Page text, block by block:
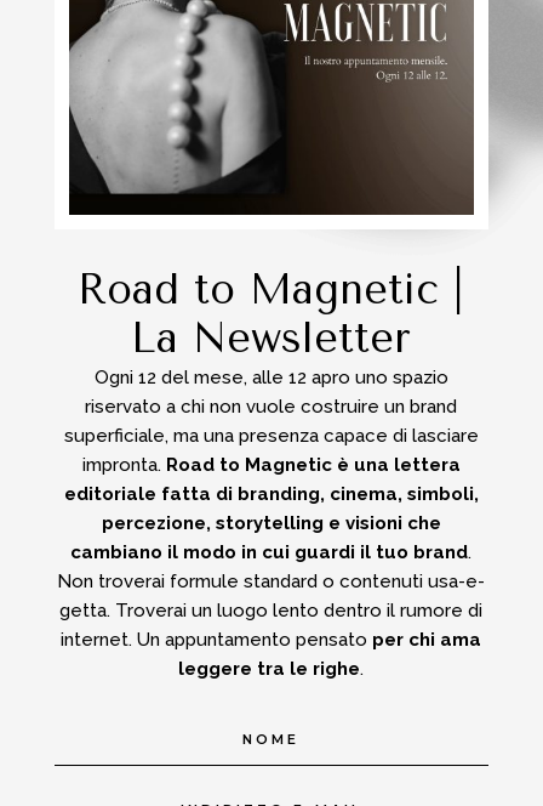
Road to Magnetic |
La Newsletter
Ogni 12 del mese, alle 12 apro uno spazio
riservato a chi non vuole costruire un brand
superficiale, ma una presenza capace di lasciare
impronta. Road to Magnetic è una lettera
editoriale fatta di branding, cinema, simboli,
percezione, storytelling e visioni che
cambiano il modo in cui guardi il tuo brand.
Non troverai formule standard o contenuti usa-e-
getta. Troverai un luogo lento dentro il rumore di
internet.Un appuntamento pensato per chi ama
leggere tra le righe.